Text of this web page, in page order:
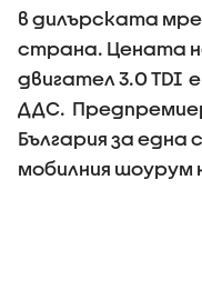
в дилърската
страна. Цената
двигател 3.0 TDI е
ДДС.
България за една
мобилния шоурум